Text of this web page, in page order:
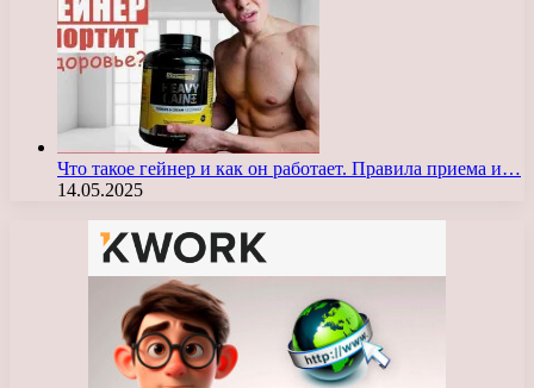
Что такое гейнер и как он работает. Правила приема и…
14.05.2025